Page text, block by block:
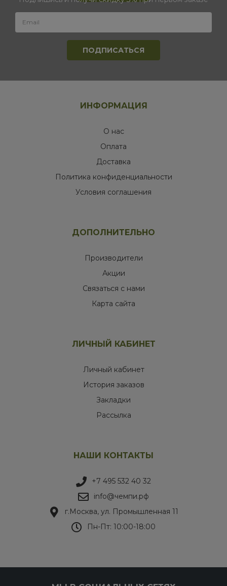
ИНФОРМАЦИЯ
О нас
Оплата
Доставка
Политика конфиденциальности
Условия соглашения
ДОПОЛНИТЕЛЬНО
Производители
Акции
Связаться с нами
Карта сайта
ЛИЧНЫЙ КАБИНЕТ
Личный кабинет
История заказов
Закладки
Рассылка
НАШИ КОНТАКТЫ
+7 495 532 40 32
info@чемпи.рф
г.Москва, ул. Промышленная 11
Пн-Пт: 10:00-18:00